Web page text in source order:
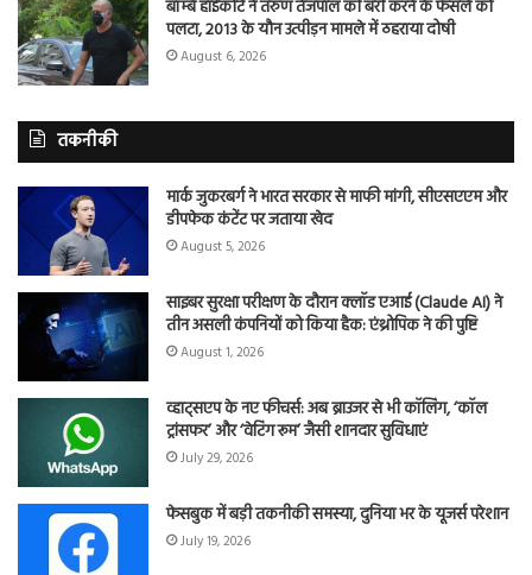
बॉम्बे हाईकोर्ट ने तरुण तेजपाल की बरी करने के फैसले को
पलटा, 2013 के यौन उत्पीड़न मामले में ठहराया दोषी
August 6, 2026
तकनीकी
मार्क जुकरबर्ग ने भारत सरकार से माफी मांगी, सीएसएएम और
डीपफेक कंटेंट पर जताया खेद
August 5, 2026
साइबर सुरक्षा परीक्षण के दौरान क्लॉड एआई (Claude AI) ने
तीन असली कंपनियों को किया हैक: एंथ्रोपिक ने की पुष्टि
August 1, 2026
व्हाट्सएप के नए फीचर्स: अब ब्राउजर से भी कॉलिंग, ‘कॉल
ट्रांसफर’ और ‘वेटिंग रूम’ जैसी शानदार सुविधाएं
July 29, 2026
फेसबुक में बड़ी तकनीकी समस्या, दुनिया भर के यूजर्स परेशान
July 19, 2026